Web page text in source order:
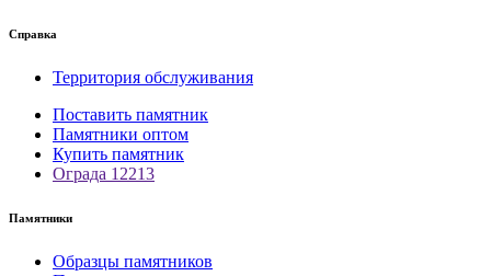
Справка
Территория обслуживания
Поставить памятник
Памятники оптом
Купить памятник
Ограда 12213
Памятники
Образцы памятников